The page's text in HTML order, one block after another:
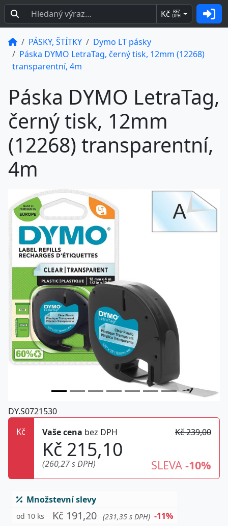
Kč BEZ
DPH
PÁSKY, ŠTÍTKY
Dymo LT pásky
Páska DYMO LetraTag, černý tisk, 12mm (12268)
transparentní, 4m
Páska DYMO LetraTag,
černý tisk, 12mm
(12268) transparentní,
4m
DY.S0721530
Kč
Vaše cena bez DPH Kč 239,00
Kč 215,10
(260,27 s DPH) SLEVA -10%
Množstevní slevy
od 10 ks Kč 191,20 (231,35 s DPH) -11%